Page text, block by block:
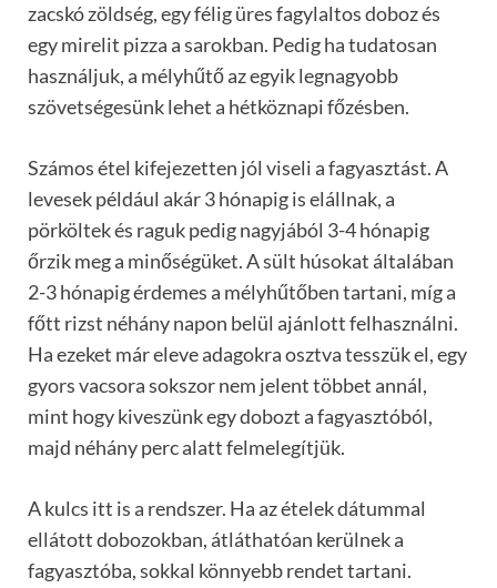
zacskó zöldség, egy félig üres fagylaltos doboz és
egy mirelit pizza a sarokban. Pedig ha tudatosan
használjuk, a mélyhűtő az egyik legnagyobb
szövetségesünk lehet a hétköznapi főzésben.
Számos étel kifejezetten jól viseli a fagyasztást. A
levesek például akár 3 hónapig is elállnak, a
pörköltek és raguk pedig nagyjából 3-4 hónapig
őrzik meg a minőségüket. A sült húsokat általában
2-3 hónapig érdemes a mélyhűtőben tartani, míg a
főtt rizst néhány napon belül ajánlott felhasználni.
Ha ezeket már eleve adagokra osztva tesszük el, egy
gyors vacsora sokszor nem jelent többet annál,
mint hogy kiveszünk egy dobozt a fagyasztóból,
majd néhány perc alatt felmelegítjük.
A kulcs itt is a rendszer. Ha az ételek dátummal
ellátott dobozokban, átláthatóan kerülnek a
fagyasztóba, sokkal könnyebb rendet tartani.